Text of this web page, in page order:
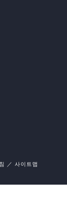
사이트맵